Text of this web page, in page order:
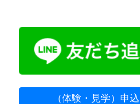
（体験・見学）申込